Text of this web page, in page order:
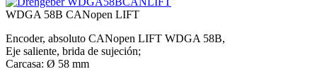
WDGA 58B CANopen LIFT
Encoder, absoluto CANopen LIFT WDGA 58B,
Eje saliente, brida de sujeción;
Carcasa: Ø 58 mm